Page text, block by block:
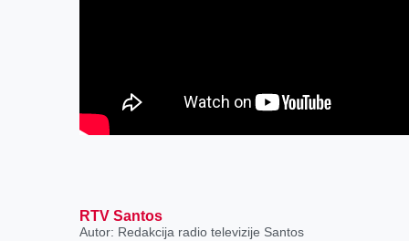
RTV Santos
Autor: Redakcija radio televizije Santos